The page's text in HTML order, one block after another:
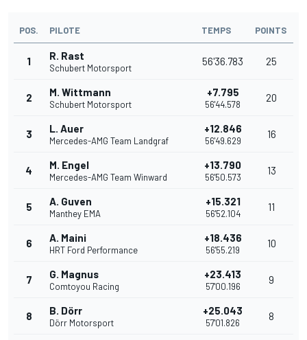
POS. PILOTE TEMPS POINTS
1 R. Rast
Schubert Motorsport
56'36.783 25
2 M. Wittmann
Schubert Motorsport
+7.795
56'44.578
20
3 L. Auer
Mercedes-AMG Team Landgraf
+12.846
56'49.629
16
4 M. Engel
Mercedes-AMG Team Winward
+13.790
56'50.573
13
5 A. Guven
Manthey EMA
+15.321
56'52.104
11
6 A. Maini
HRT Ford Performance
+18.436
56'55.219
10
7 G. Magnus
Comtoyou Racing
+23.413
57'00.196
9
8 B. Dörr
Dörr Motorsport
+25.043
57'01.826
8